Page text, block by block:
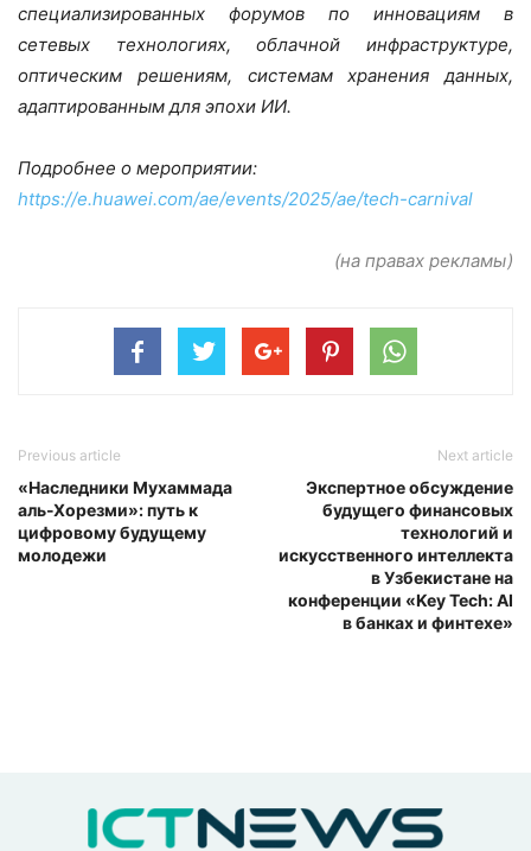
специализированных форумов по инновациям в
сетевых технологиях, облачной инфраструктуре,
оптическим решениям, системам хранения данных,
адаптированным для эпохи ИИ.
Подробнее о мероприятии:
https://e.huawei.com/ae/events/2025/ae/tech-carnival
(на правах рекламы)
Previous article
«Наследники Мухаммада
аль-Хорезми»: путь к
цифровому будущему
молодежи
Next article
Экспертное обсуждение
будущего финансовых
технологий и
искусственного интеллекта
в Узбекистане на
конференции «Key Tech: AI
в банках и финтехе»